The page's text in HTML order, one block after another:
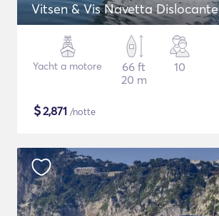
Vitsen & Vis Navetta Dislocante
Yacht a motore
66 ft
20 m
10
$2,871 /notte